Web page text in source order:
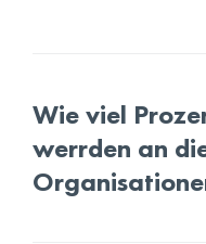
Wie viel
werrden an